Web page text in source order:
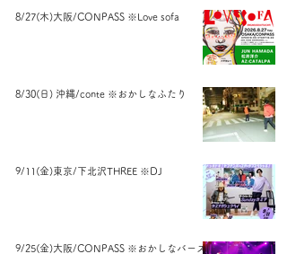
8/27(木)大阪/CONPASS ※Love sofa
8/30(日) 沖縄/conte ※おかしなふたり
9/11(金)東京/下北沢THREE ※DJ
9/25(金)大阪/CONPASS ※おかしなバースデ